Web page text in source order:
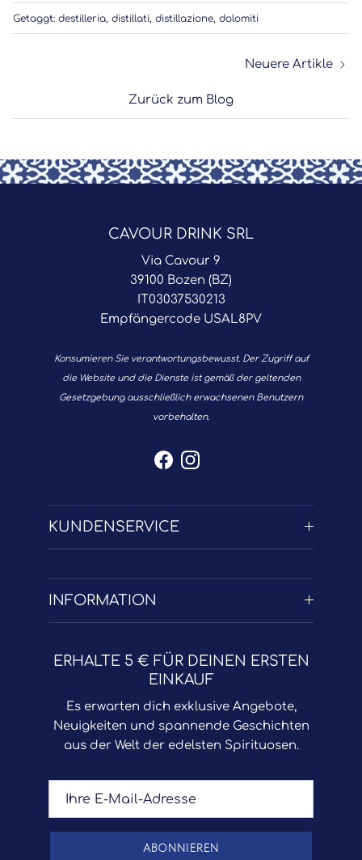
Getaggt: destilleria distillati distillazione dolomiti
Zurück zum Blog
Neuere Artikle
CAVOUR DRINK SRL
Via Cavour 9
39100 Bozen (BZ)
IT03037530213
Empfängercode USAL8PV
Konsumieren Sie verantwortungsbewusst. Der Zugriff auf
die Website und die Dienste ist gemäß der geltenden
Gesetzgebung ausschließlich erwachsenen Benutzern
vorbehalten.
Facebook
Instagram
KUNDENSERVICE
INFORMATION
ERHALTE 5 € FÜR DEINEN ERSTEN
EINKAUF
Es erwarten dich exklusive Angebote,
Neuigkeiten und spannende Geschichten
aus der Welt der edelsten Spirituosen.
ABONNIEREN